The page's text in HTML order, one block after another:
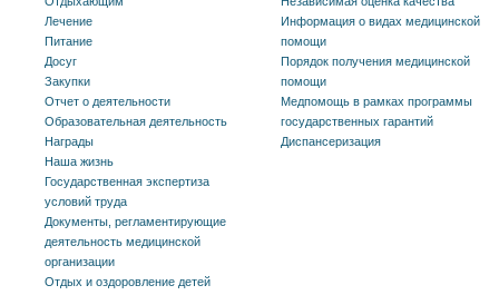
Лечение
Питание
Досуг
Закупки
Отчет о деятельности
Образовательная деятельность
Награды
Наша жизнь
Государственная экспертиза
условий труда
Документы, регламентирующие
деятельность медицинской
организации
Отдых и оздоровление детей
Информация о видах медицинской
помощи
Порядок получения медицинской
помощи
Медпомощь в рамках программы
государственных гарантий
Диспансеризация